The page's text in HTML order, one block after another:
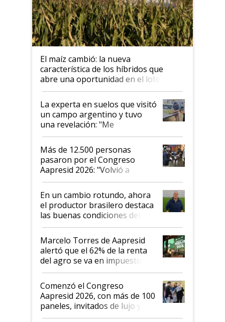
El maíz cambió: la nueva
característica de los híbridos que
abre una oportunidad en el lote
La experta en suelos que visitó
un campo argentino y tuvo
una revelación: "Me
impresionó mucho"
Más de 12.500 personas
pasaron por el Congreso
Aapresid 2026: "Volvió a
demostrar que hablar del
suelo es hablar de todo el
sistema productivo"
En un cambio rotundo, ahora
el productor brasilero destaca
las buenas condiciones del
agro argentino para invertir:
"Los veo más motivados"
Marcelo Torres de Aapresid
alertó que el 62% de la renta
del agro se va en impuestos:
"No es bueno que en
Argentina se sigan discutiendo
las mismas cosas de hace 50
años"
Comenzó el Congreso
Aapresid 2026, con más de 100
paneles, invitados de lujo y
todas las tendencias